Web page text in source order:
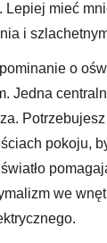
Lepiej mieć
i
o
Jedna
pokoju,
we